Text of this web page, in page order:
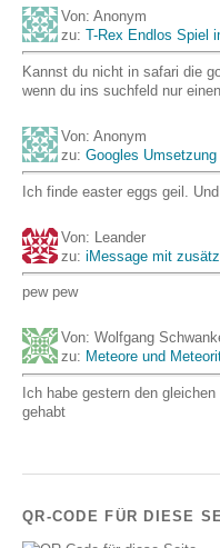
Von: Anonym
zu: T-Rex Endlos Spiel
Kannst du nicht in safari die
wenn du ins suchfeld nur
Von: Anonym
zu: Googles
Ich finde easter eggs geil.
Von: Leander
zu: iMessage mit
pew pew
Von: Wolfgang
zu: Meteore und
Ich habe gestern den
gehabt
QR-CODE FÜR DIESE